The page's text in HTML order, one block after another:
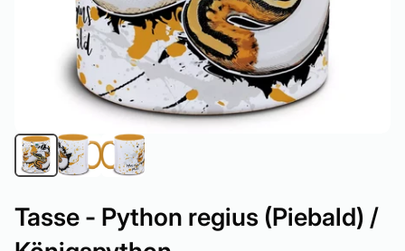
Tasse - Python regius (Piebald) /